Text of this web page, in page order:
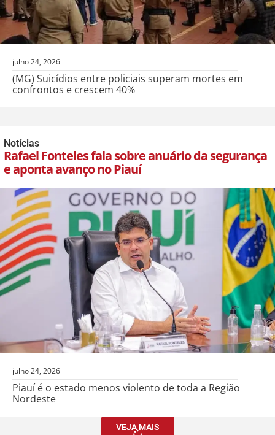
julho 24, 2026
(MG) Suicídios entre policiais superam mortes em
confrontos e crescem 40%
Notícias
Rafael Fonteles fala sobre anuário da segurança
e aponta avanço no Piauí
julho 24, 2026
Piauí é o estado menos violento de toda a Região
Nordeste
VEJA MAIS